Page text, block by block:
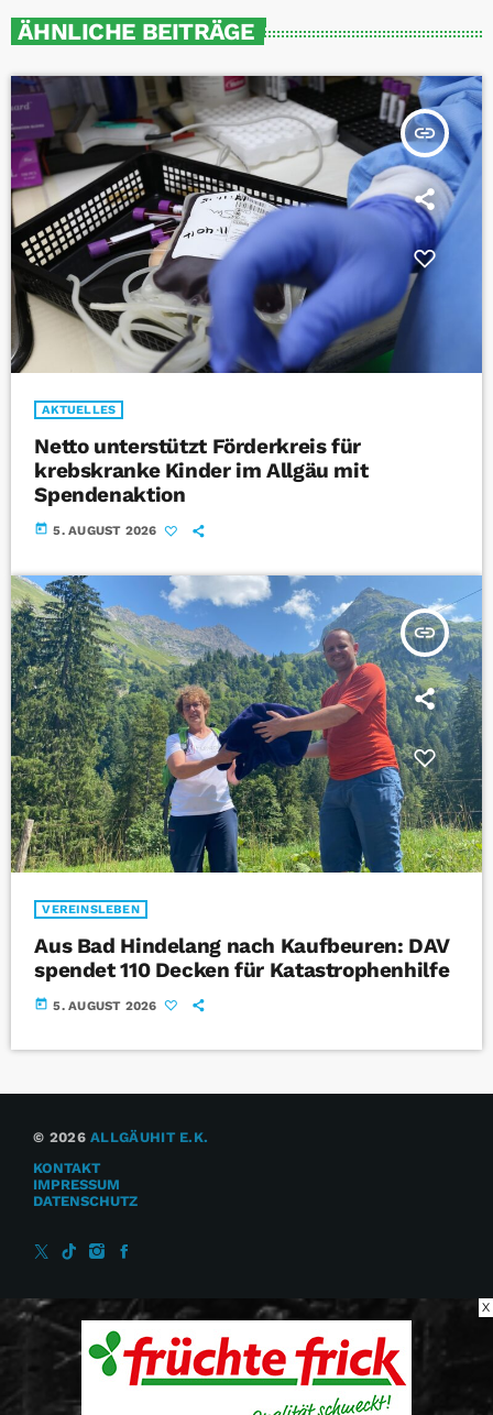
ÄHNLICHE BEITRÄGE
insert_link
AKTUELLES
Netto unterstützt Förderkreis für
krebskranke Kinder im Allgäu mit
Spendenaktion
today 5. AUGUST 2026
insert_link
VEREINSLEBEN
Aus Bad Hindelang nach Kaufbeuren: DAV
spendet 110 Decken für Katastrophenhilfe
today 5. AUGUST 2026
© 2026ALLGÄUHIT E.K.
KONTAKT
IMPRESSUM
DATENSCHUTZ
X